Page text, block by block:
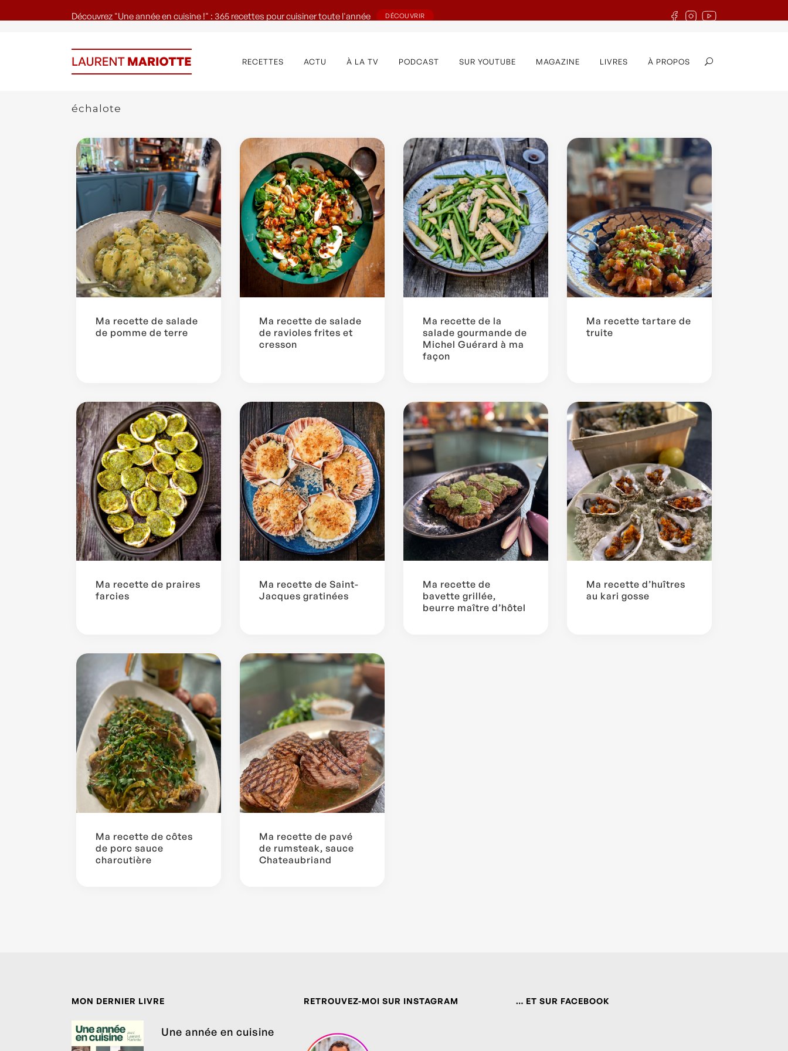
Découvrez "Une année en cuisine !" : 365 recettes pour cuisiner toute l'année DÉCOUVRIR
RECETTES ACTU À LA TV PODCAST SUR YOUTUBE MAGAZINE LIVRES À PROPOS
échalote
Ma recette de salade
de pomme de terre
Ma recette de salade
de ravioles frites et
cresson
Ma recette de la
salade gourmande de
Michel Guérard à ma
façon
Ma recette tartare de
truite
Ma recette de praires
farcies
Ma recette de Saint-
Jacques gratinées
Ma recette de
bavette grillée,
beurre maître d’hôtel
Ma recette d’huîtres
au kari gosse
Ma recette de côtes
de porc sauce
charcutière
Ma recette de pavé
de rumsteak, sauce
Chateaubriand
MON DERNIER LIVRE
Une année en cuisine
RETROUVEZ-MOI SUR INSTAGRAM … ET SUR FACEBOOK